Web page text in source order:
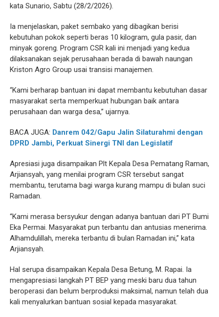
kata Sunario, Sabtu (28/2/2026).
Ia menjelaskan, paket sembako yang dibagikan berisi
kebutuhan pokok seperti beras 10 kilogram, gula pasir, dan
minyak goreng. Program CSR kali ini menjadi yang kedua
dilaksanakan sejak perusahaan berada di bawah naungan
Kriston Agro Group usai transisi manajemen.
“Kami berharap bantuan ini dapat membantu kebutuhan dasar
masyarakat serta memperkuat hubungan baik antara
perusahaan dan warga desa,” ujarnya.
BACA JUGA: Danrem 042/Gapu Jalin Silaturahmi dengan
DPRD Jambi, Perkuat Sinergi TNI dan Legislatif
Apresiasi juga disampaikan Plt Kepala Desa Pematang Raman,
Arjiansyah, yang menilai program CSR tersebut sangat
membantu, terutama bagi warga kurang mampu di bulan suci
Ramadan.
“Kami merasa bersyukur dengan adanya bantuan dari PT Bumi
Eka Permai. Masyarakat pun terbantu dan antusias menerima.
Alhamdulillah, mereka terbantu di bulan Ramadan ini,” kata
Arjiansyah.
Hal serupa disampaikan Kepala Desa Betung, M. Rapai. Ia
mengapresiasi langkah PT BEP yang meski baru dua tahun
beroperasi dan belum berproduksi maksimal, namun telah dua
kali menyalurkan bantuan sosial kepada masyarakat.